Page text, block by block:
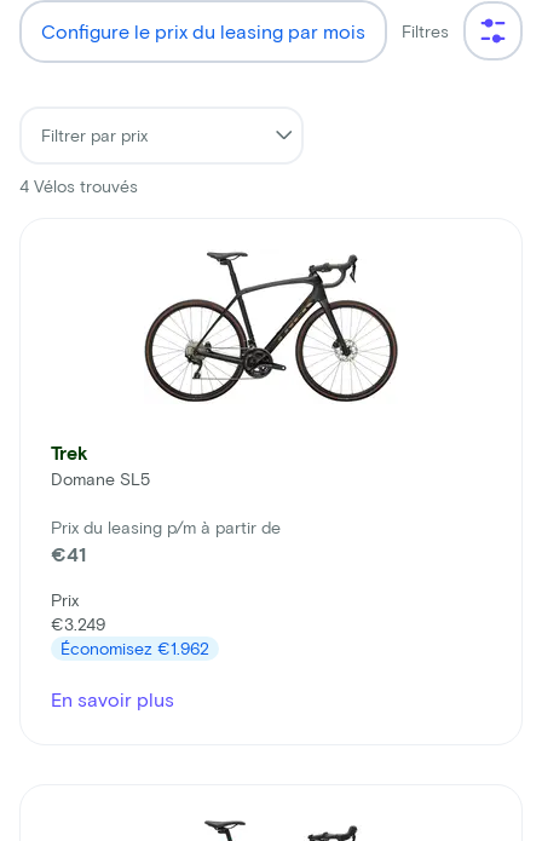
Configure le prix du leasing par mois Filtres
4 Vélos trouvés
Trek
Domane SL5
Prix du leasing p/m à partir de
€41
Prix
€3.249
Économisez €1.962
En savoir plus